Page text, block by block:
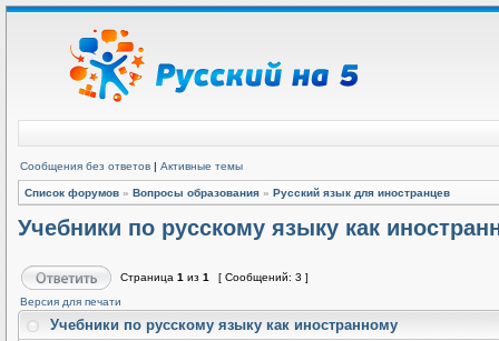
Сообщения без ответов | Активные темы
Список форумов » Вопросы образования » Русский язык для иностранцев
Учебники по русскому языку как
Страница 1 из 1
[ Сообщений: 3 ]
Версия для печати
Учебники по русскому языку как иностранному